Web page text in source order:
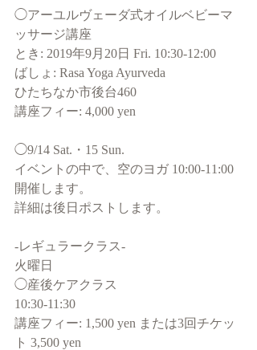
◯アーユルヴェーダ式オイルベビーマ
ッサージ講座
とき: 2019年9月20日 Fri. 10:30-12:00
ばしょ: Rasa Yoga Ayurveda
ひたちなか市後台460
講座フィー: 4,000 yen
◯9/14 Sat.・15 Sun.
イベントの中で、空のヨガ 10:00-11:00
開催します。
詳細は後日ポストします。
-レギュラークラス-
火曜日
◯産後ケアクラス
10:30-11:30
講座フィー: 1,500 yen または3回チケッ
ト 3,500 yen